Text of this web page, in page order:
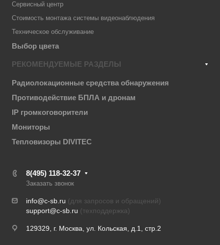
Сервисный центр
Стоимость монтажа системы видеонаблюдения
Техническое обслуживание
Выбор цвета
РЕКОМЕНДУЕМЫЕ РАЗДЕЛЫ
Радиолокационные средства обнаружения
Противодействие БПЛА и дронам
IP громкоговорители
Мониторы
Тепловизоры DIVITEC
8(495) 118-32-37
Заказать звонок
info@c-sb.ru (для запросов и обращений)
support@c-sb.ru (техподдержка)
129329, г. Москва, ул. Кольская, д.1, стр.2